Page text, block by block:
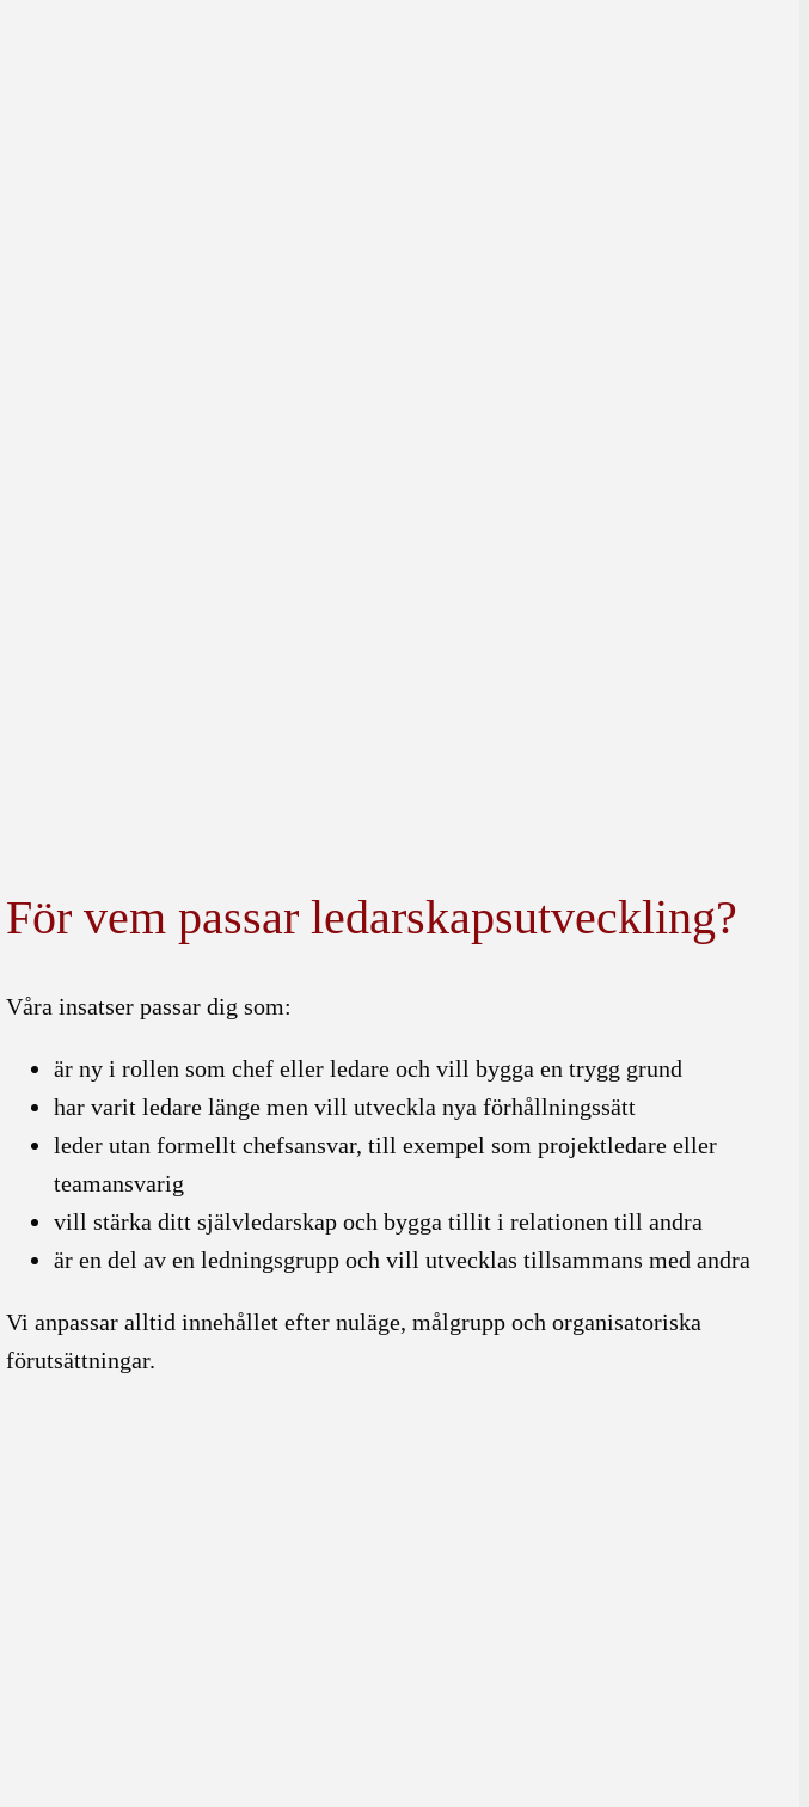
För vem passar ledarskapsutveckling?
Våra insatser passar dig som:
är ny i rollen som chef eller ledare och vill bygga en trygg grund
har varit ledare länge men vill utveckla nya förhållningssätt
leder utan formellt chefsansvar, till exempel som projektledare eller
teamansvarig
vill stärka ditt självledarskap och bygga tillit i relationen till andra
är en del av en ledningsgrupp och vill utvecklas tillsammans med andra
Vi anpassar alltid innehållet efter nuläge, målgrupp och organisatoriska
förutsättningar.